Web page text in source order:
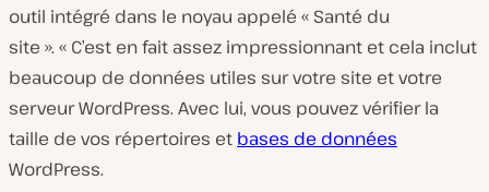
outil intégré dans le noyau appelé « Santé du
site ». « C’est en fait assez impressionnant et cela inclut
beaucoup de données utiles sur votre site et votre
serveur WordPress. Avec lui, vous pouvez vérifier la
taille de vos répertoires et bases de données
WordPress.